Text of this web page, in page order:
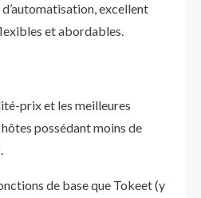
excellent
et abordables.
prix et les meilleures
possédant moins de
de base que Tokeet (y